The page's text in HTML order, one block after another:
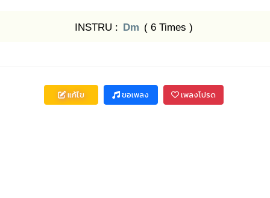
INSTRU : Dm ( 6 Times )
แก้ไข ขอเพลง เพลงโปรด